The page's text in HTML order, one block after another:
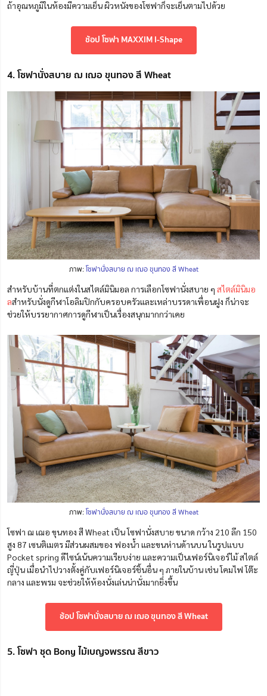
ถ้าอุณหภูมิในห้องมีความเย็น ผิวหนังของโซฟาก็จะเย็นตามไปด้วย
ช้อป โซฟา MAXXIM I-Shape
4. โซฟานั่งสบาย ฌ เฌอ ขุนทอง สี Wheat
ภาพ:โซฟานั่งสบาย ฌ เฌอ ขุนทอง สี Wheat
สำหรับบ้านที่ตกแต่งในสไตล์มินิมอล การเลือกโซฟานั่งสบาย ๆ สไตล์มินิมอ
ลสำหรับนั่งดูกีฬาโอลิมปิกกับครอบครัวและเหล่าบรรดาเพื่อนฝูง ก็น่าจะ
ช่วยให้บรรยากาศการดูกีฬาเป็นเรื่องสนุกมากกว่าเคย
ภาพ:โซฟานั่งสบาย ฌ เฌอ ขุนทอง สี Wheat
โซฟา ฌ เฌอ ขุนทอง สี Wheat เป็น โซฟานั่งสบาย ขนาด กว้าง 210 ลึก 150
สูง 87 เซนติเมตร มีส่วนผสมของ ฟองน้ำ และขนห่านด้านบน ในรูปแบบ
Pocket spring ดีไซน์เน้นความเรียบง่าย และความเป็นเฟอร์นิเจอร์ไม้ สไตล์
ญี่ปุ่น เมื่อนำไปวางตั้งคู่กับเฟอร์นิเจอร์ชิ้นอื่น ๆ ภายในบ้าน เช่น โคมไฟ โต๊ะ
กลาง และพรม จะช่วยให้ห้องนั่งเล่นน่านั่งมากยิ่งขึ้น
ช้อป โซฟานั่งสบาย ฌ เฌอ ขุนทอง สี Wheat
5. โซฟา ชุด Bony ไม้เบญจพรรณ สีขาว